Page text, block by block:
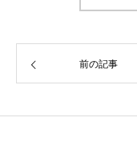
前の記事